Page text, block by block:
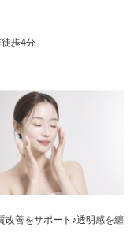
歩4分
改善をサポート♪透明感を纏